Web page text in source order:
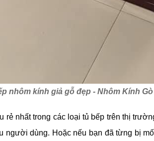
nhôm kính giả gỗ đẹp - Nhôm Kính
nhất trong các loại tủ bếp trên thị
dùng. Hoặc nếu bạn đã từng bị